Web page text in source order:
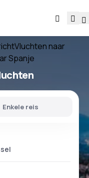
Vluchten naar
Spanje
Enkele reis